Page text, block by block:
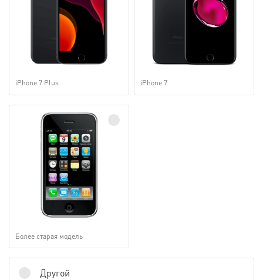
iPhone 7 Plus iPhone 7
Более старая модель
Другой